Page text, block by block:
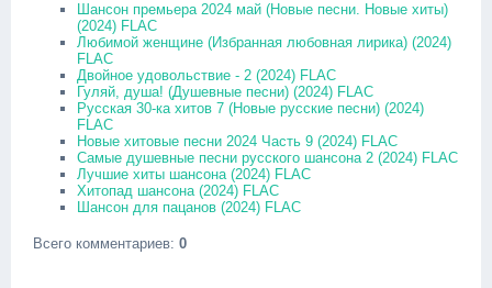
Шансон премьера 2024 май (Новые песни. Новые хиты)
(2024) FLAC
Любимой женщине (Избранная любовная лирика) (2024)
FLAC
Двойное удовольствие - 2 (2024) FLAC
Гуляй, душа! (Душевные песни) (2024) FLAC
Русская 30-ка хитов 7 (Новые русские песни) (2024)
FLAC
Новые хитовые песни 2024 Часть 9 (2024) FLAC
Самые душевные песни русского шансона 2 (2024) FLAC
Лучшие хиты шансона (2024) FLAC
Хитопад шансона (2024) FLAC
Шансон для пацанов (2024) FLAC
Всего комментариев: 0